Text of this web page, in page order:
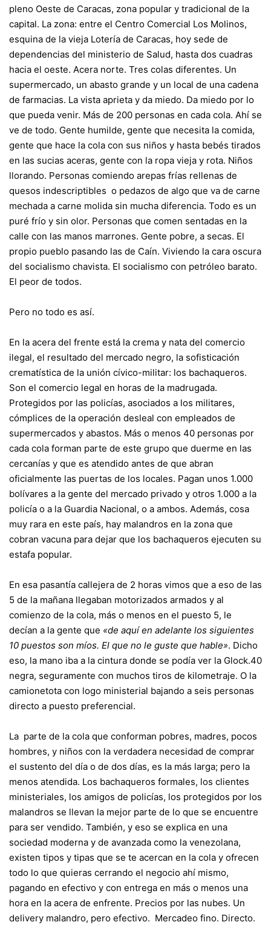
pleno Oeste de Caracas, zona popular y tradicional de la
capital. La zona: entre el Centro Comercial Los Molinos,
esquina de la vieja Lotería de Caracas, hoy sede de
dependencias del ministerio de Salud, hasta dos cuadras
hacia el oeste. Acera norte. Tres colas diferentes. Un
supermercado, un abasto grande y un local de una cadena
de farmacias. La vista aprieta y da miedo. Da miedo por lo
que pueda venir. Más de 200 personas en cada cola. Ahí se
ve de todo. Gente humilde, gente que necesita la comida,
gente que hace la cola con sus niños y hasta bebés tirados
en las sucias aceras, gente con la ropa vieja y rota. Niños
llorando. Personas comiendo arepas frías rellenas de
quesos indescriptibles o pedazos de algo que va de carne
mechada a carne molida sin mucha diferencia. Todo es un
puré frío y sin olor. Personas que comen sentadas en la
calle con las manos marrones. Gente pobre, a secas. El
propio pueblo pasando las de Caín. Viviendo la cara oscura
del socialismo chavista. El socialismo con petróleo barato.
El peor de todos.
Pero no todo es así.
En la acera del frente está la crema y nata del comercio
ilegal, el resultado del mercado negro, la sofisticación
crematística de la unión cívico-militar: los bachaqueros.
Son el comercio legal en horas de la madrugada.
Protegidos por las policías, asociados a los militares,
cómplices de la operación desleal con empleados de
supermercados y abastos. Más o menos 40 personas por
cada cola forman parte de este grupo que duerme en las
cercanías y que es atendido antes de que abran
oficialmente las puertas de los locales. Pagan unos 1.000
bolívares a la gente del mercado privado y otros 1.000 a la
policía o a la Guardia Nacional, o a ambos. Además, cosa
muy rara en este país, hay malandros en la zona que
cobran vacuna para dejar que los bachaqueros ejecuten su
estafa popular.
En esa pasantía callejera de 2 horas vimos que a eso de las
5 de la mañana llegaban motorizados armados y al
comienzo de la cola, más o menos en el puesto 5, le
decían a la gente que «de aquí en adelante los siguientes
10 puestos son míos. El que no le guste que hable». Dicho
eso, la mano iba a la cintura donde se podía ver la Glock.40
negra, seguramente con muchos tiros de kilometraje. O la
camionetota con logo ministerial bajando a seis personas
directo a puesto preferencial.
La parte de la cola que conforman pobres, madres, pocos
hombres, y niños con la verdadera necesidad de comprar
el sustento del día o de dos días, es la más larga; pero la
menos atendida. Los bachaqueros formales, los clientes
ministeriales, los amigos de policías, los protegidos por los
malandros se llevan la mejor parte de lo que se encuentre
para ser vendido. También, y eso se explica en una
sociedad moderna y de avanzada como la venezolana,
existen tipos y tipas que se te acercan en la cola y ofrecen
todo lo que quieras cerrando el negocio ahí mismo,
pagando en efectivo y con entrega en más o menos una
hora en la acera de enfrente. Precios por las nubes. Un
delivery malandro, pero efectivo. Mercadeo fino. Directo.